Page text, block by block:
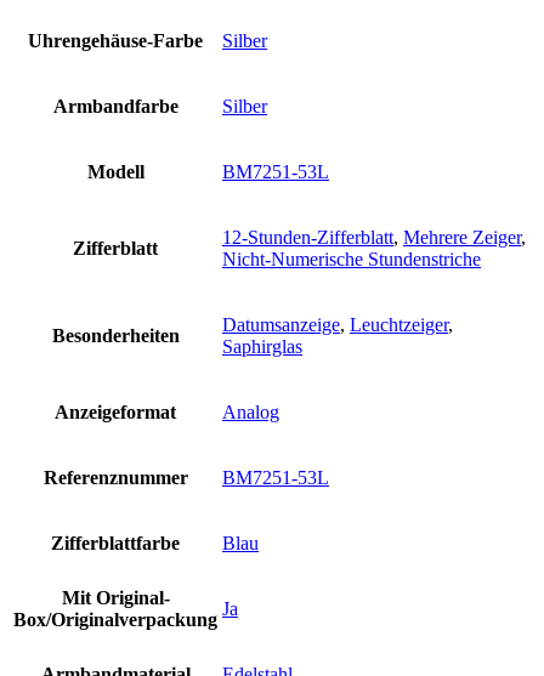
Uhrengehäuse-Farbe Silber
Armbandfarbe Silber
Modell BM7251-53L
Zifferblatt
12-Stunden-Zifferblatt, Mehrere Zeiger,
Nicht-Numerische Stundenstriche
Besonderheiten
Datumsanzeige, Leuchtzeiger,
Saphirglas
Anzeigeformat Analog
Referenznummer BM7251-53L
Zifferblattfarbe Blau
Mit Original-
Box/Originalverpackung
Ja